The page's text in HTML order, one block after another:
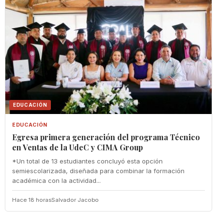
EDUCACIÓN
EDUCACIÓN
Egresa primera generación del programa Técnico
en Ventas de la UdeC y CIMA Group
*Un total de 13 estudiantes concluyó esta opción
semiescolarizada, diseñada para combinar la formación
académica con la actividad...
Hace 18 horasSalvador Jacobo